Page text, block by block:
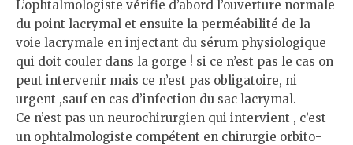
L’ophtalmologiste vérifie d’abord l’ouverture normale
du point lacrymal et ensuite la perméabilité de la
voie lacrymale en injectant du sérum physiologique
qui doit couler dans la gorge ! si ce n’est pas le cas on
peut intervenir mais ce n’est pas obligatoire, ni
urgent ,sauf en cas d’infection du sac lacrymal.
Ce n’est pas un neurochirurgien qui intervient , c’est
un ophtalmologiste compétent en chirurgie orbito-